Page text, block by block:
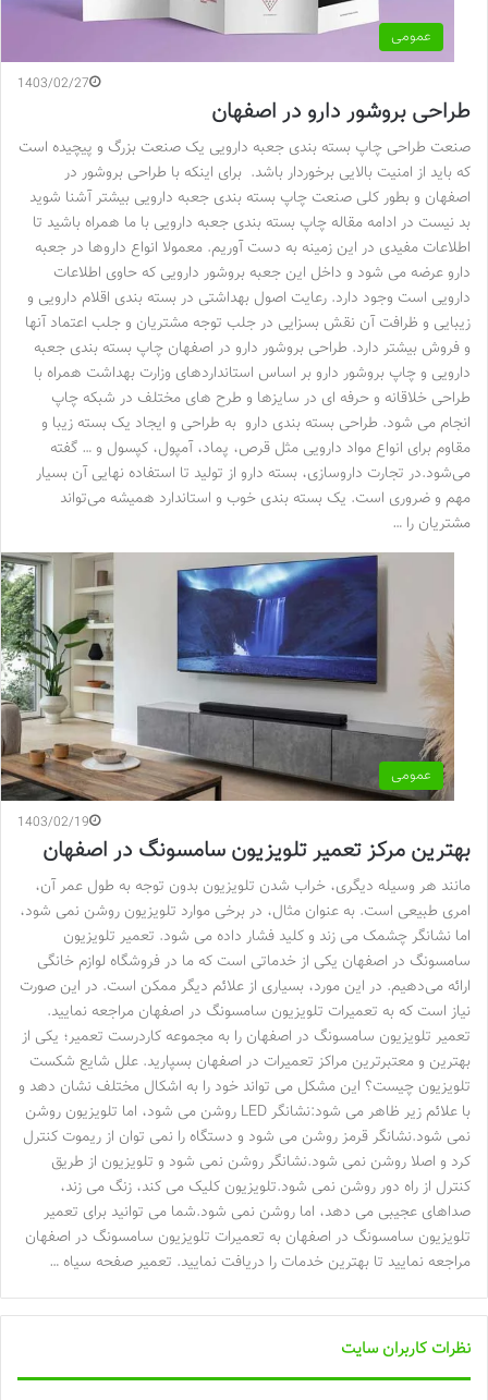
عمومی
1403/02/27
طراحی بروشور دارو در اصفهان
صنعت طراحی چاپ بسته بندی جعبه دارویی یک صنعت بزرگ و پیچیده است
که باید از امنیت بالایی برخوردار باشد. برای اینکه با طراحی بروشور در
اصفهان و بطور کلی صنعت چاپ بسته بندی جعبه دارویی بیشتر آشنا شوید
بد نیست در ادامه مقاله چاپ بسته بندی جعبه دارویی با ما همراه باشید تا
اطلاعات مفیدی در این زمینه به دست آوریم. معمولا انواع داروها در جعبه
دارو عرضه می شود و داخل این جعبه بروشور دارویی که حاوی اطلاعات
دارویی است وجود دارد. رعایت اصول بهداشتی در بسته بندی اقلام دارویی و
زیبایی و ظرافت آن نقش بسزایی در جلب توجه مشتریان و جلب اعتماد آنها
و فروش بیشتر دارد. طراحی بروشور دارو در اصفهان چاپ بسته بندی جعبه
دارویی و چاپ بروشور دارو بر اساس استانداردهای وزارت بهداشت همراه با
طراحی خلاقانه و حرفه ای در سایزها و طرح های مختلف در شبکه چاپ
انجام می شود. طراحی بسته بندی دارو به طراحی و ایجاد یک بسته زیبا و
مقاوم برای انواع مواد دارویی مثل قرص، پماد، آمپول، کپسول و … گفته
می‌شود.در تجارت داروسازی، بسته دارو از تولید تا استفاده نهایی آن بسیار
مهم و ضروری است. یک بسته بندی خوب و استاندارد همیشه می‌تواند
مشتریان را …
عمومی
1403/02/19
بهترین مرکز تعمیر تلویزیون سامسونگ در اصفهان
مانند هر وسیله دیگری، خراب شدن تلویزیون بدون توجه به طول عمر آن،
امری طبیعی است. به عنوان مثال، در برخی موارد تلویزیون روشن نمی شود،
اما نشانگر چشمک می زند و کلید فشار داده می شود. تعمیر تلویزیون
سامسونگ در اصفهان یکی از خدماتی است که ما در فروشگاه لوازم خانگی
ارائه می‌دهیم. در این مورد، بسیاری از علائم دیگر ممکن است. در این صورت
نیاز است که به تعمیرات تلویزیون سامسونگ در اصفهان مراجعه نمایید.
تعمیر تلویزیون سامسونگ در اصفهان را به مجموعه کاردرست تعمیر؛ یکی از
بهترین و معتبرترین مراکز تعمیرات در اصفهان بسپارید. علل شایع شکست
تلویزیون چیست؟ این مشکل می تواند خود را به اشکال مختلف نشان دهد و
با علائم زیر ظاهر می شود:نشانگر LED روشن می شود، اما تلویزیون روشن
نمی شود.نشانگر قرمز روشن می شود و دستگاه را نمی توان از ریموت کنترل
کرد و اصلا روشن نمی شود.نشانگر روشن نمی شود و تلویزیون از طریق
کنترل از راه دور روشن نمی شود.تلویزیون کلیک می کند، زنگ می زند،
صداهای عجیبی می دهد، اما روشن نمی شود.شما می توانید برای تعمیر
تلویزیون سامسونگ در اصفهان به تعمیرات تلویزیون سامسونگ در اصفهان
مراجعه نمایید تا بهترین خدمات را دریافت نمایید. تعمیر صفحه سیاه …
نظرات کاربران سایت